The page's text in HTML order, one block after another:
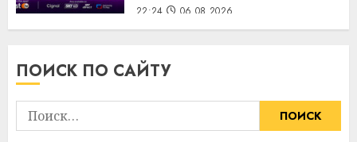
22:24 06.08.2026
ПОИСК ПО САЙТУ
Найти: